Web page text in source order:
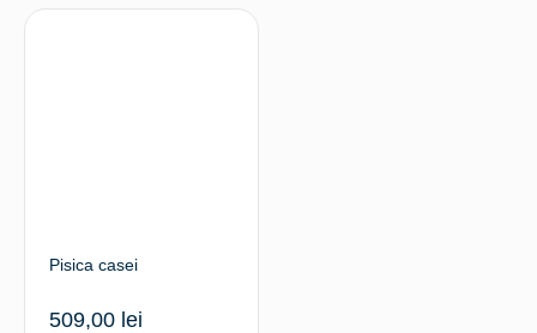
Pisica casei
509,00 lei